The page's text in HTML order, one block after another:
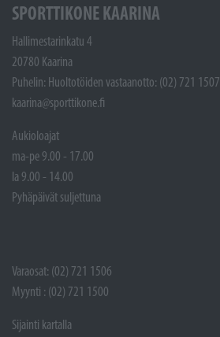
SPORTTIKONE KAARINA
Hallimestarinkatu 4
20780 Kaarina
Puhelin: Huoltotöiden vastaanotto: (02) 721 1507
kaarina@sporttikone.fi
Aukioloajat
ma-pe 9.00 - 17.00
la 9.00 - 14.00
Pyhäpäivät suljettuna
Varaosat: (02) 721 1506
Myynti : (02) 721 1500
Sijainti kartalla